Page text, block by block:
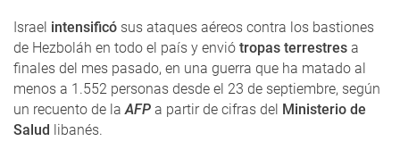
Israel intensificó sus ataques aéreos contra los bastiones
de Hezboláh en todo el país y envió tropas terrestres a
finales del mes pasado, en una guerra que ha matado al
menos a 1.552 personas desde el 23 de septiembre, según
un recuento de la AFP a partir de cifras del Ministerio de
Salud libanés.